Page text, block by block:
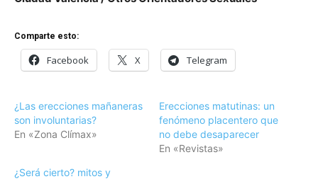
Comparte esto:
Facebook X Telegram
¿Las erecciones mañaneras
son involuntarias?
En «Zona Clímax»
Erecciones matutinas: un
fenómeno placentero que
no debe desaparecer
En «Revistas»
¿Será cierto? mitos y